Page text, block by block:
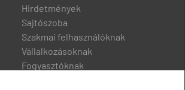
Hirdetmények
Sajtószoba
Szakmai felhasználóknak
Vállalkozásoknak
Fogyasztóknak